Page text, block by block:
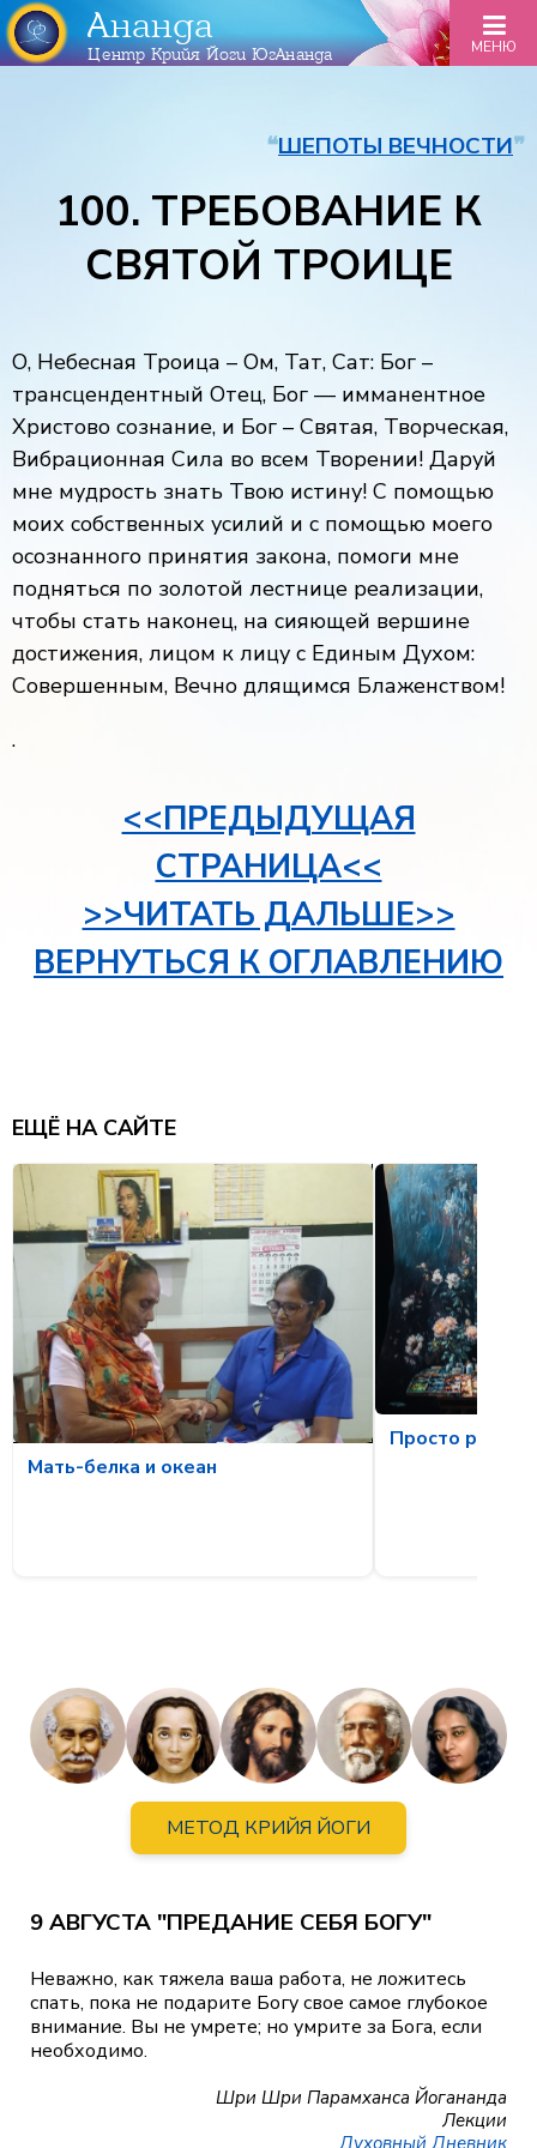
Ананда
Центр Крийя Йоги ЮгАнанда МЕНЮ
❝ШЕПОТЫ ВЕЧНОСТИ❞
100. ТРЕБОВАНИЕ К
СВЯТОЙ ТРОИЦЕ
О, Небесная Троица – Ом, Тат, Сат: Бог –
трансцендентный Отец, Бог — имманентное
Христово сознание, и Бог – Святая, Творческая,
Вибрационная Сила во всем Творении! Даруй
мне мудрость знать Твою истину! С помощью
моих собственных усилий и с помощью моего
осознанного принятия закона, помоги мне
подняться по золотой лестнице реализации,
чтобы стать наконец, на сияющей вершине
достижения, лицом к лицу с Единым Духом:
Совершенным, Вечно длящимся Блаженством!
.
<<ПРЕДЫДУЩАЯ
СТРАНИЦА<<
>>ЧИТАТЬ ДАЛЬШЕ>>
ВЕРНУТЬСЯ К ОГЛАВЛЕНИЮ
ЕЩЁ НА САЙТЕ
Мать-белка и океан
Просто
МЕТОД КРИЙЯ ЙОГИ
9 АВГУСТА "ПРЕДАНИЕ СЕБЯ БОГУ"
Неважно, как тяжела ваша работа, не ложитесь
спать, пока не подарите Богу свое самое глубокое
внимание. Вы не умрете; но умрите за Бога, если
необходимо.
Шри Шри Парамханса Йогананда
Лекции
Духовный Дневник